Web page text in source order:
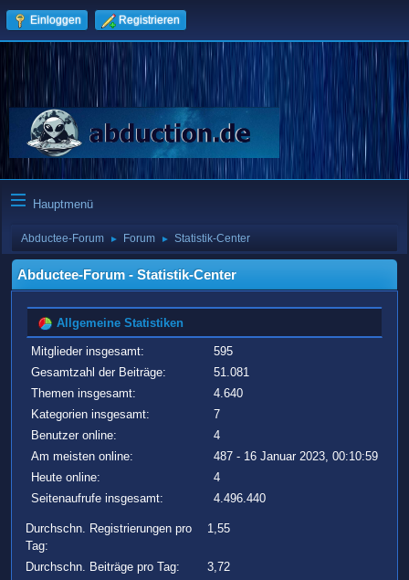
Einloggen Registrieren
Hauptmenü
Abductee-Forum ► Forum ► Statistik-Center
Abductee-Forum - Statistik-Center
Allgemeine Statistiken
Mitglieder insgesamt:
595
Gesamtzahl der Beiträge:
51.081
Themen insgesamt:
4.640
Kategorien insgesamt:
7
Benutzer online:
4
Am meisten online:
487 - 16 Januar 2023, 00:10:59
Heute online:
4
Seitenaufrufe insgesamt:
4.496.440
Durchschn. Registrierungen pro
Tag:
1,55
Durchschn. Beiträge pro Tag:
3,72